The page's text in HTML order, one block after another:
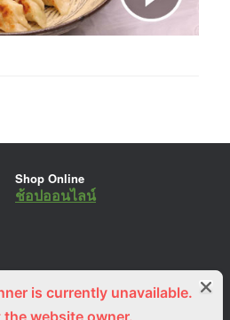
Shop Online
ช้อปออนไลน์
Farm Cafe
นอาหารอินทรีย์
is currently unavailable.
website owner.